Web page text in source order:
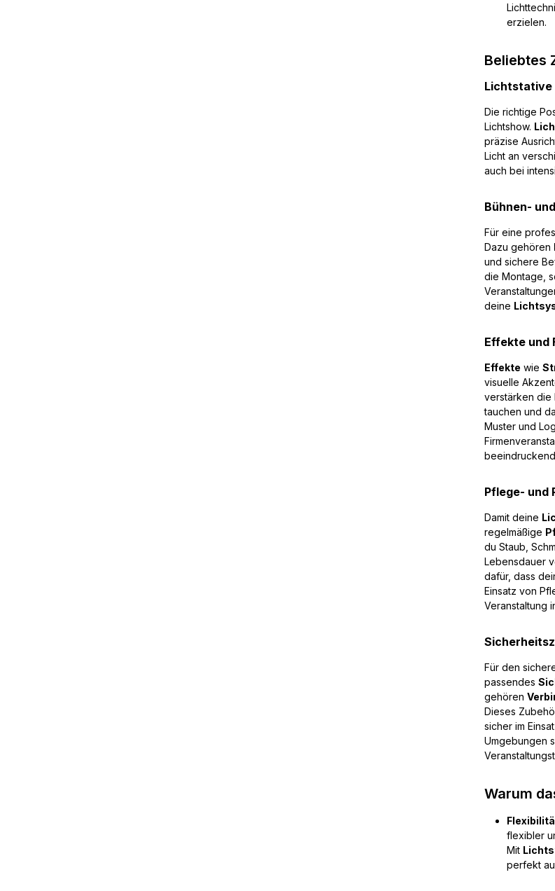
erzielen.
Beliebtes
Lichtstative
Die richtige
Lichtshow.
präzise
Licht an
auch bei
Bühnen-
Für eine
Dazu gehören
und sichere
die Montage,
deine
Effekte und
Effekte wie
visuelle
verstärken die
tauchen und
Muster und
Pflege- und
Damit deine
regelmäßige
du Staub,
Lebensdauer
dafür, dass
Einsatz von
Veranstaltung
Für den
passendes
gehören
Dieses
sicher im
Umgebungen
Warum
flexibler
Mit
perfekt